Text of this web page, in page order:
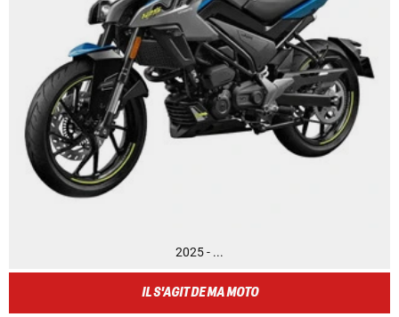
2025 - ...
IL S'AGIT DE MA MOTO